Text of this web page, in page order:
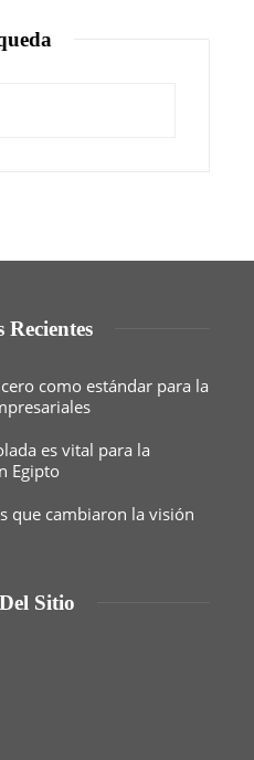
como estándar para la
es vital para la
Egipto
que cambiaron la visión
Sitio